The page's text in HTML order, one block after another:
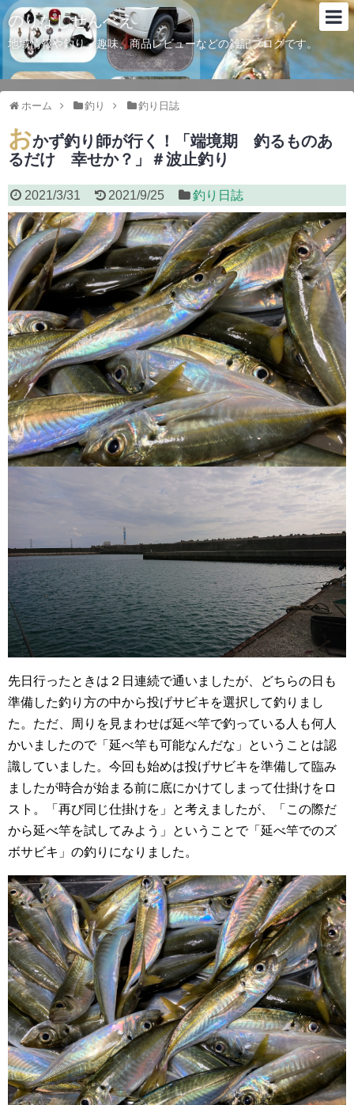
のりなしせんべえ
地域情報や釣り、趣味、商品レビューなどの雑記ブログです。
ホーム 釣り 釣り日誌
おかず釣り師が行く！「端境期 釣るものあ
るだけ 幸せか？」＃波止釣り
2021/3/31 2021/9/25 釣り日誌
先日行ったときは２日連続で通いましたが、どちらの日も
準備した釣り方の中から投げサビキを選択して釣りまし
た。ただ、周りを見まわせば延べ竿で釣っている人も何人
かいましたので「延べ竿も可能なんだな」ということは認
識していました。今回も始めは投げサビキを準備して臨み
ましたが時合が始まる前に底にかけてしまって仕掛けをロ
スト。「再び同じ仕掛けを」と考えましたが、「この際だ
から延べ竿を試してみよう」ということで「延べ竿でのズ
ボサビキ」の釣りになりました。